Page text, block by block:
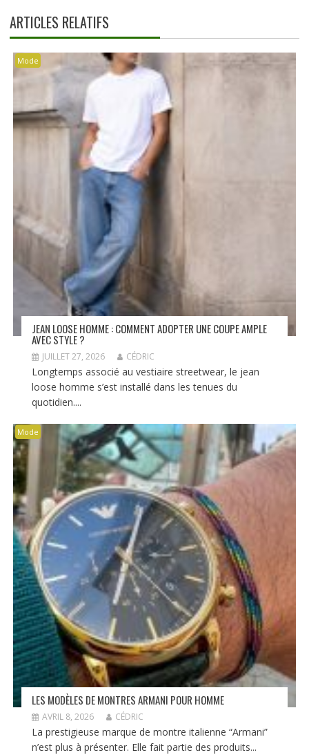
ARTICLES RELATIFS
Mode
JEAN LOOSE HOMME : COMMENT ADOPTER UNE COUPE AMPLE
AVEC STYLE ?
JUILLET 27, 2026 CÉDRIC
Longtemps associé au vestiaire streetwear, le jean
loose homme s’est installé dans les tenues du
quotidien....
Mode
LES MODÈLES DE MONTRES ARMANI POUR HOMME
AVRIL 8, 2026 CÉDRIC
La prestigieuse marque de montre italienne “Armani”
n’est plus à présenter. Elle fait partie des produits...